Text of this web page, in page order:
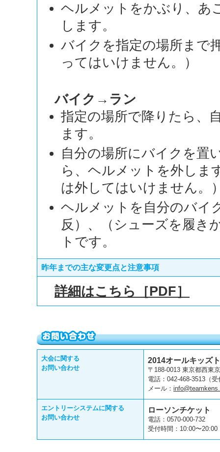
ヘルメットをかぶり、あ
します。
バイクを指定の場所まで
ってはいけません。）
バイク→ラン
指定の場所で降りたら、
ます。
自分の場所にバイクを置
ら、ヘルメットを外しま
は外してはいけません。
ヘルメットを自分のバイ
反）、（シューズを履き
トです。
昨年までの主な変更点と注意事項
詳細はこちら［PDF］
大会に関する
お問い合わせ
2014オールキッズ
〒188-0013 東京都西東
電話：042-468-3513（
メール：
エントリーシステムに関する
お問い合わせ
ローソンチケット
電話：0570-000-732
受付時間：10:00〜20:00